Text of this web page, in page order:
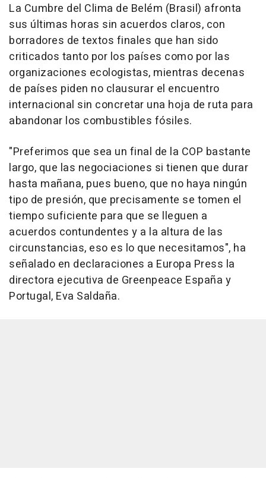
La Cumbre del Clima de Belém (Brasil) afronta
sus últimas horas sin acuerdos claros, con
borradores de textos finales que han sido
criticados tanto por los países como por las
organizaciones ecologistas, mientras decenas
de países piden no clausurar el encuentro
internacional sin concretar una hoja de ruta para
abandonar los combustibles fósiles.
"Preferimos que sea un final de la COP bastante
largo, que las negociaciones si tienen que durar
hasta mañana, pues bueno, que no haya ningún
tipo de presión, que precisamente se tomen el
tiempo suficiente para que se lleguen a
acuerdos contundentes y a la altura de las
circunstancias, eso es lo que necesitamos", ha
señalado en declaraciones a Europa Press la
directora ejecutiva de Greenpeace España y
Portugal, Eva Saldaña.